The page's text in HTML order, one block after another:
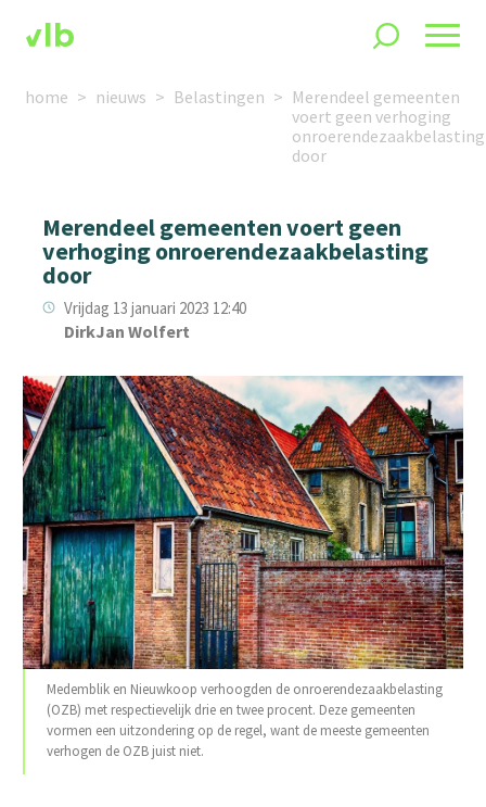
home nieuws Belastingen
Merendeel gemeenten
voert geen verhoging
onroerendezaakbelasting
door
Merendeel gemeenten voert geen
verhoging onroerendezaakbelasting
door
Vrijdag 13 januari 2023 12:40
DirkJan Wolfert
Medemblik en Nieuwkoop verhoogden de onroerendezaakbelasting
(OZB) met respectievelijk drie en twee procent. Deze gemeenten
vormen een uitzondering op de regel, want de meeste gemeenten
verhogen de OZB juist niet.